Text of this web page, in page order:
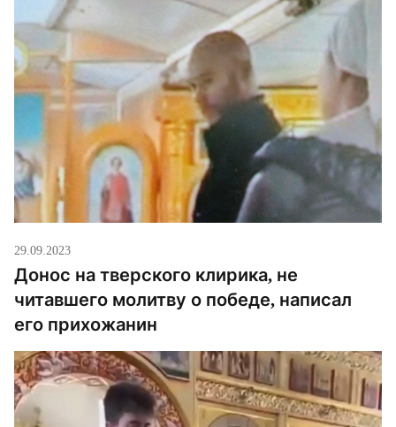
29.09.2023
Донос на тверского клирика, не
читавшего молитву о победе, написал
его прихожанин